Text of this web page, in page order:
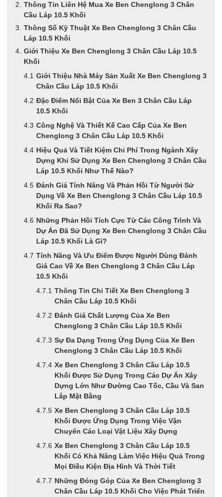
Thông Tin Liên Hệ Mua Xe Ben Chenglong 3 Chân
Cầu Láp 10.5 Khối
Thông Số Kỹ Thuật Xe Ben Chenglong 3 Chân Cầu
Láp 10.5 Khối
Giới Thiệu Xe Ben Chenglong 3 Chân Cầu Láp 10.5
Khối
Giới Thiệu Nhà Máy Sản Xuất Xe Ben Chenglong 3
Chân Cầu Láp 10.5 Khối
Đặc Điểm Nổi Bật Của Xe Ben 3 Chân Cầu Láp
10.5 Khối
Công Nghệ Và Thiết Kế Cao Cấp Của Xe Ben
Chenglong 3 Chân Cầu Láp 10.5 Khối
Hiệu Quả Và Tiết Kiệm Chi Phí Trong Ngành Xây
Dựng Khi Sử Dụng Xe Ben Chenglong 3 Chân Cầu
Láp 10.5 Khối Như Thế Nào?
Đánh Giá Tính Năng Và Phản Hồi Từ Người Sử
Dụng Về Xe Ben Chenglong 3 Chân Cầu Láp 10.5
Khối Ra Sao?
Những Phản Hồi Tích Cực Từ Các Công Trình Và
Dự Án Đã Sử Dụng Xe Ben Chenglong 3 Chân Cầu
Láp 10.5 Khối Là Gì?
Tính Năng Và Ưu Điểm Được Người Dùng Đánh
Giá Cao Về Xe Ben Chenglong 3 Chân Cầu Láp
10.5 Khối
Thông Tin Chi Tiết Xe Ben Chenglong 3
Chân Cầu Láp 10.5 Khối
Đánh Giá Chất Lượng Của Xe Ben
Chenglong 3 Chân Cầu Láp 10.5 Khối
Sự Đa Dạng Trong Ứng Dụng Của Xe Ben
Chenglong 3 Chân Cầu Láp 10.5 Khối
Xe Ben Chenglong 3 Chân Cầu Láp 10.5
Khối Được Sử Dụng Trong Các Dự Án Xây
Dựng Lớn Như Đường Cao Tốc, Cầu Và San
Lắp Mặt Bằng
Xe Ben Chenglong 3 Chân Cầu Láp 10.5
Khối Được Ứng Dụng Trong Việc Vận
Chuyển Các Loại Vật Liệu Xây Dựng
Xe Ben Chenglong 3 Chân Cầu Láp 10.5
Khối Có Khả Năng Làm Việc Hiệu Quả Trong
Mọi Điều Kiện Địa Hình Và Thời Tiết
Những Đóng Góp Của Xe Ben Chenglong 3
Chân Cầu Láp 10.5 Khối Cho Việc Phát Triển